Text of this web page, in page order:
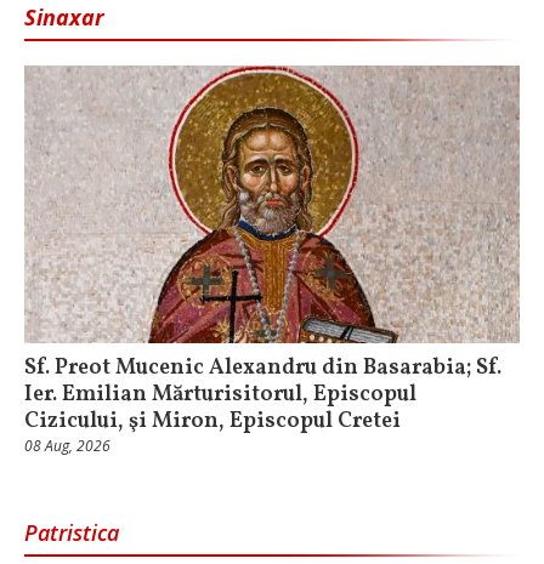
Sinaxar
Sf. Preot Mucenic Alexandru din Basarabia; Sf.
Ier. Emilian Mărturisitorul, Episcopul
Cizicului, şi Miron, Episcopul Cretei
08 Aug, 2026
Patristica